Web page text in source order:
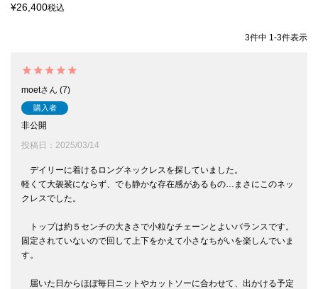
¥26,400税込
3件中 1-3件表示
moet 7
購入者
非公開
投稿日
2025/03/14
デイリーに着けるロングネックレスを探していました。
軽くて大袈裟にならず、でも静かな存在感があるもの…まさにこのネッ
クレスでした。
トップは約５センチの大きさで小粒なチェーンとよいバランスです。
固定されていないので回して上下をかえて小さなちがいを楽しんでいま
す。
届いた日からほぼ毎日ニットやカットソーに合わせて、出かける予定